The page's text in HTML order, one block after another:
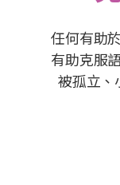
任何有助
有助克服
被孤立、